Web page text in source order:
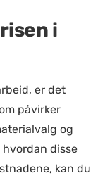
i
er det
påvirker
og
hvordan disse
kan du